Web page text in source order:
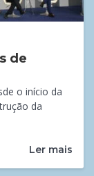
de
o início da
da
Ler mais